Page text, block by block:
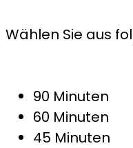
Wählen Sie aus
90 Minuten
60 Minuten
45 Minuten